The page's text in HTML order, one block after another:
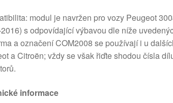
modul je navržen pro vozy Peugeot
s odpovídající výbavou dle níže
a označení COM2008 se používají i u
a Citroën; vždy se však řiďte shodou čísla
informace